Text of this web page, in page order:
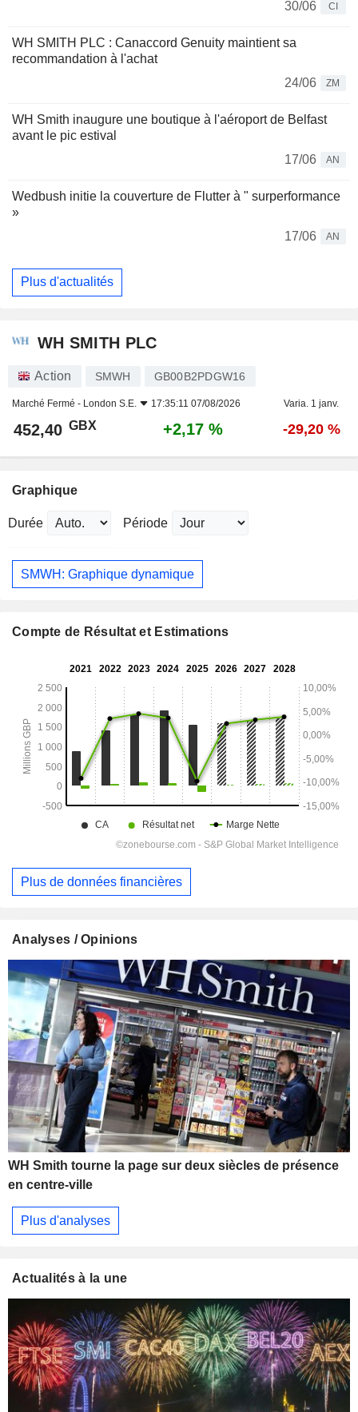
30/06 CI
WH SMITH PLC : Canaccord Genuity maintient sa
recommandation à l'achat
24/06
ZM
WH Smith inaugure une boutique à l'aéroport de Belfast
avant le pic estival
17/06
AN
Wedbush initie la couverture de Flutter à " surperformance
»
17/06
AN
Plus d'actualités
WH SMITH PLC
Action SMWH GB00B2PDGW16
Marché Fermé - London S.E. 17:35:11 07/08/2026 Varia. 1 janv.
452,40 GBX +2,17 % -29,20 %
Graphique
Durée Période
SMWH: Graphique dynamique
Compte de Résultat et Estimations
Plus de données financières
Analyses / Opinions
WH Smith tourne la page sur deux siècles de présence
en centre-ville
Plus d'analyses
Actualités à la une